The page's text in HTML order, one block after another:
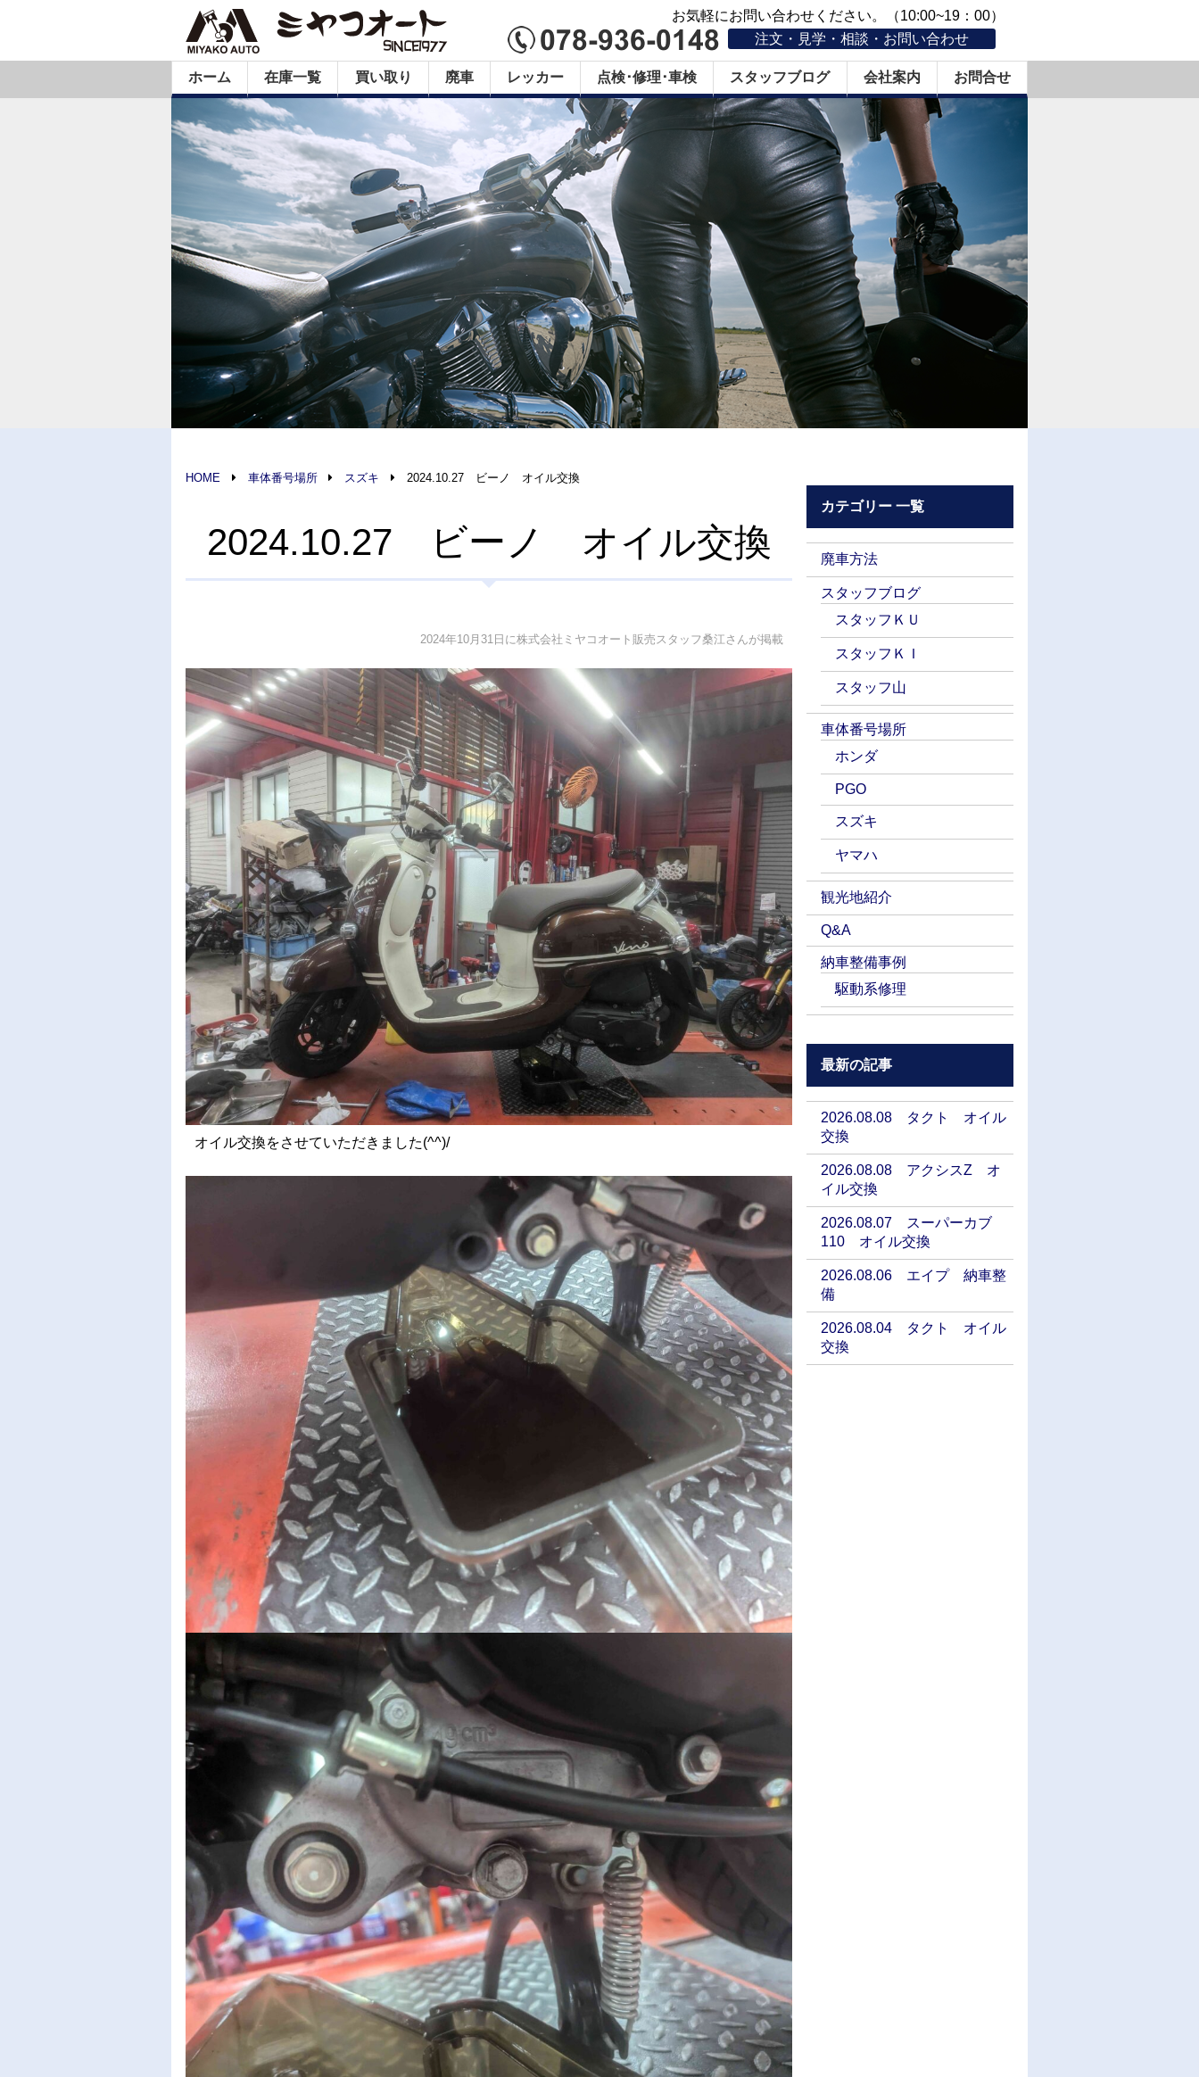
お気軽にお問い合わせください。（10:00~19：00）
注文・見学・相談・お問い合わせ
ホーム 在庫一覧 買い取り 廃車 レッカー 点検･修理･車検 スタッフブログ 会社案内 お問合せ
HOME 車体番号場所 スズキ 2024.10.27 ビーノ オイル交換
2024.10.27 ビーノ オイル交換
2024年10月31日に株式会社ミヤコオート販売スタッフ桑江さんが掲載
オイル交換をさせていただきました(^^)/
カテゴリー 一覧
廃車方法
スタッフブログ
スタッフＫＵ
スタッフＫＩ
スタッフ山
車体番号場所
ホンダ
PGO
スズキ
ヤマハ
観光地紹介
Q&A
納車整備事例
駆動系修理
最新の記事
2026.08.08 タクト オイル
交換
2026.08.08 アクシスZ オ
イル交換
2026.08.07 スーパーカブ
110 オイル交換
2026.08.06 エイプ 納車整
備
2026.08.04 タクト オイル
交換